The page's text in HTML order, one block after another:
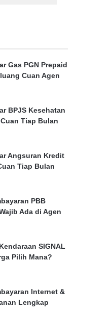
Gas PGN Prepaid
Cuan Agen
BPJS Kesehatan
Tiap Bulan
Angsuran Kredit
Tiap Bulan
PBB
Ada di Agen
SIGNAL
Pilih Mana?
Internet &
Lengkap